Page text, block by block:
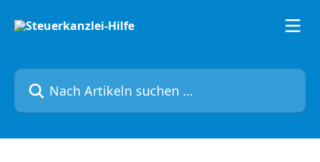
Nach Artikeln suchen …